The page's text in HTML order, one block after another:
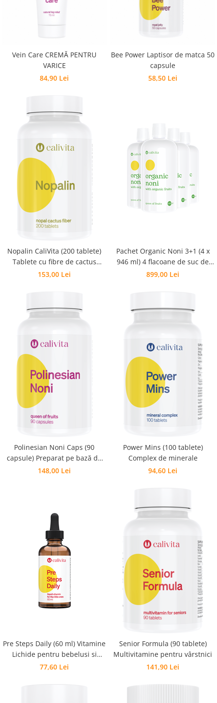
Vein Care CREMĂ PENTRU
VARICE
84,90 Lei
Bee Power Laptisor de matca 50
capsule
58,50 Lei
Nopalin CaliVita (200 tablete)
Tablete cu fibre de cactus
Nopal
153,00 Lei
Pachet Organic Noni 3+1 (4 x
946 ml) 4 flacoane de suc de
noni certificat organic
899,00 Lei
Polinesian Noni Caps (90
capsule) Preparat pe bază de
fructe Noni
148,00 Lei
Power Mins (100 tablete)
Complex de minerale
94,60 Lei
Pre Steps Daily (60 ml) Vitamine
Lichide pentru bebelusi si
sugari
77,60 Lei
Senior Formula (90 tablete)
Multivitamine pentru vârstnici
141,90 Lei